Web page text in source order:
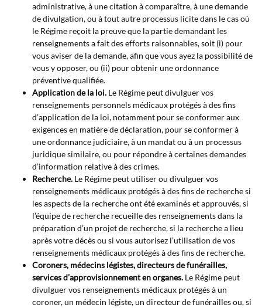
administrative, à une citation à comparaître, à une demande
de divulgation, ou à tout autre processus licite dans le cas où
le Régime reçoit la preuve que la partie demandant les
renseignements a fait des efforts raisonnables, soit (i) pour
vous aviser de la demande, afin que vous ayez la possibilité de
vous y opposer, ou (ii) pour obtenir une ordonnance
préventive qualifiée.
Application de la loi. Le Régime peut divulguer vos
renseignements personnels médicaux protégés à des fins
d’application de la loi, notamment pour se conformer aux
exigences en matière de déclaration, pour se conformer à
une ordonnance judiciaire, à un mandat ou à un processus
juridique similaire, ou pour répondre à certaines demandes
d’information relative à des crimes.
Recherche. Le Régime peut utiliser ou divulguer vos
renseignements médicaux protégés à des fins de recherche si
les aspects de la recherche ont été examinés et approuvés, si
l’équipe de recherche recueille des renseignements dans la
préparation d’un projet de recherche, si la recherche a lieu
après votre décès ou si vous autorisez l’utilisation de vos
renseignements médicaux protégés à des fins de recherche.
Coroners, médecins légistes, directeurs de funérailles,
services d’approvisionnement en organes. Le Régime peut
divulguer vos renseignements médicaux protégés à un
coroner, un médecin légiste, un directeur de funérailles ou, si